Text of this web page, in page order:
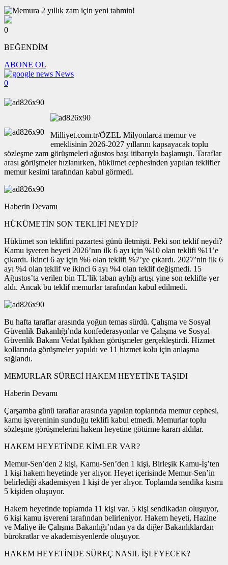
0
BEĞENDİM
ABONE OL
News
0
Milliyet.com.tr/ÖZEL Milyonlarca memur ve
emeklisinin 2026-2027 yıllarını kapsayacak toplu
sözleşme zam görüşmeleri ağustos başı itibarıyla başlamıştı. Taraflar
arası görüşmeler hızlanırken, hükümet cephesinden yapılan teklifler
memur kesimi tarafından kabul görmedi.
Haberin Devamı
HÜKÜMETİN SON TEKLİFİ NEYDİ?
Hükümet son teklifini pazartesi günü iletmişti. Peki son teklif neydi?
Kamu işveren heyeti 2026’nın ilk 6 ayı için %10 olan teklifi %11’e
çıkardı. İkinci 6 ay için %6 olan teklifi %7’ye çıkardı. 2027’nin ilk 6
ayı %4 olan teklif ve ikinci 6 ayı %4 olan teklif değişmedi. 15
Ağustos’ta verilen bin TL’lik taban aylığı artışı yine son teklifte yer
aldı. Ancak bu teklif memurlar tarafından kabul edilmedi.
Bu hafta taraflar arasında yoğun temas sürdü. Çalışma ve Sosyal
Güvenlik Bakanlığı’nda konfederasyonlar ve Çalışma ve Sosyal
Güvenlik Bakanı Vedat Işıkhan görüşmeler gerçekleştirdi. Hizmet
kollarında görüşmeler yapıldı ve 11 hizmet kolu için anlaşma
sağlandı.
MEMURLAR SÜRECİ HAKEM HEYETİNE TAŞIDI
Haberin Devamı
Çarşamba günü taraflar arasında yapılan toplantıda memur cephesi,
kamu işvereninin sunduğu teklifi kabul etmedi. Memurlar toplu
sözleşme görüşmelerini hakem heyetine götürme kararı aldılar.
HAKEM HEYETİNDE KİMLER VAR?
Memur-Sen’den 2 kişi, Kamu-Sen’den 1 kişi, Birleşik Kamu-İş’ten
1 kişi hakem heyetinde yer alıyor. Heyet içerisinde Memur-Sen’in
belirlediği akademisyen 1 kişi de yer alıyor. Toplamda sendika kısmı
5 kişiden oluşuyor.
Hakem heyetinde toplamda 11 kişi var. 5 kişi sendikadan oluşuyor,
6 kişi kamu işvereni tarafından belirleniyor. Hakem heyeti, Hazine
ve Maliye ile Çalışma Bakanlığı’ndan ya da diğer Bakanlıklardan
bürokratlar ve akademisyenlerde oluşuyor.
HAKEM HEYETİNDE SÜREÇ NASIL İŞLEYECEK?